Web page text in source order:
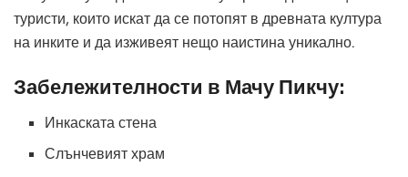
туристи, които искат да се потопят в древната култура
на инките и да изживеят нещо наистина уникално.
Забележителности в Мачу Пикчу:
Инкаската стена
Слънчевият храм